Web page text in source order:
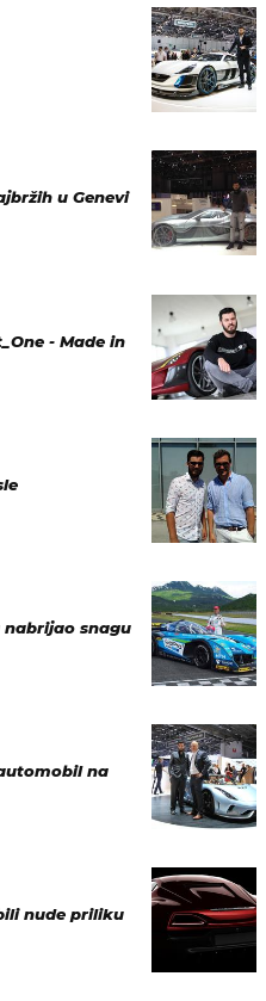
u Genevi
- Made in
nabrijao snagu
na
nude priliku